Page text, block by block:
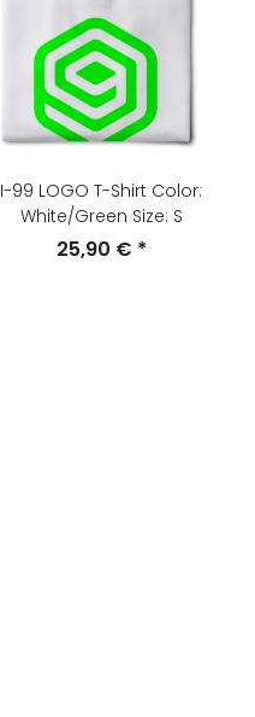
I-99 LOGO T-Shirt Color:
White/Green Size: S
25,90 € *